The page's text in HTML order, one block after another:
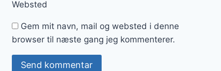
Websted
Gem mit navn, mail og websted i denne
browser til næste gang jeg kommenterer.